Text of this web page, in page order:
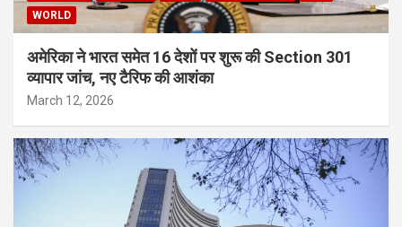
WORLD
अमेरिका ने भारत समेत 16 देशों पर शुरू की Section 301
व्यापार जांच, नए टैरिफ की आशंका
March 12, 2026